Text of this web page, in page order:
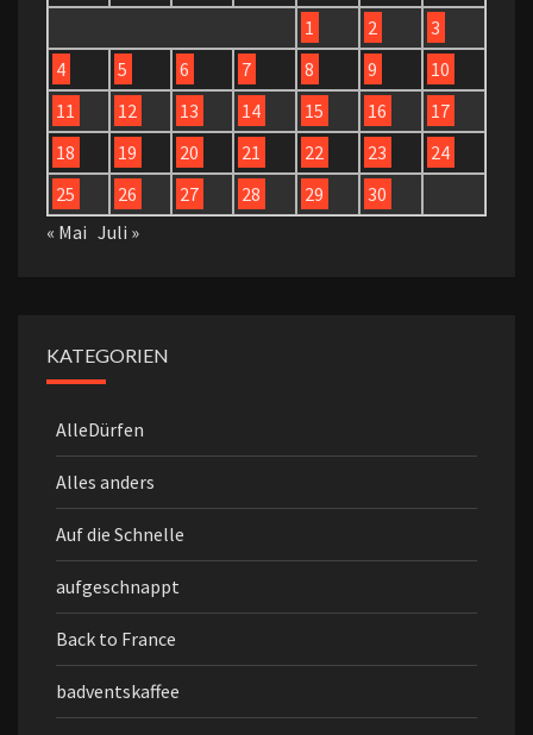
1
2
3
4
5 6 7 8 9
10
11
12 13 14 15 16
17
18
19 20 21 22 23
24
25
26 27 28 29
30
« Mai Juli »
KATEGORIEN
AlleDürfen
Alles anders
Auf die Schnelle
aufgeschnappt
Back to France
badventskaffee